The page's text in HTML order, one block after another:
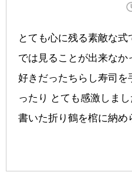
とても心に残る素敵な
では見ることが出来なか
好きだったちらし寿司を
ったり とても感激しま
書いた折り鶴を棺に納